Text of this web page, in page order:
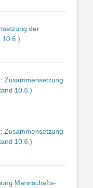
der
10.6.)
Zusammensetzung
10.6.)
Zusammensetzung
10.6.)
Mannschafts-